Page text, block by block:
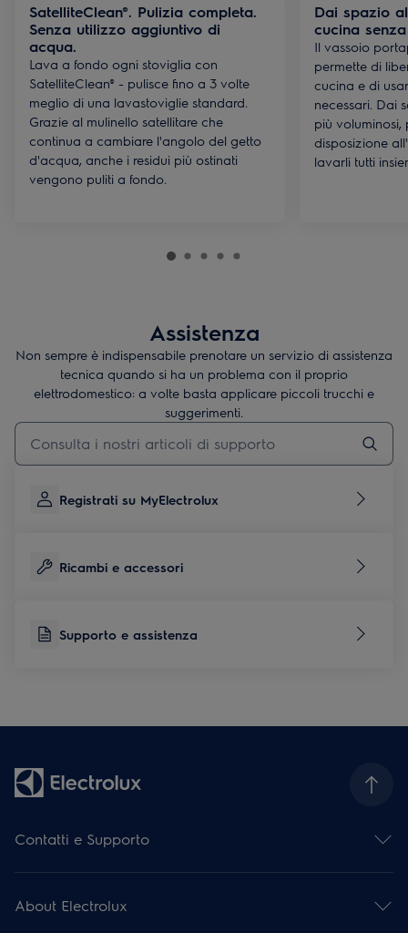
SatelliteClean®. Pulizia completa.
Senza utilizzo aggiuntivo di
acqua.
Lava a fondo ogni stoviglia con
SatelliteClean® - pulisce fino a 3 volte
meglio di una lavastoviglie standard.
Grazie al mulinello satellitare che
continua a cambiare l'angolo del getto
d'acqua, anche i residui più ostinati
vengono puliti a fondo.
Dai spazio
cucina
Il vassoio
permette di
cucina e di
necessari. Dai
più
disposizione
lavarli tutti
Assistenza
Non sempre è indispensabile prenotare un servizio di assistenza
tecnica quando si ha un problema con il proprio
elettrodomestico: a volte basta applicare piccoli trucchi e
suggerimenti.
Digita per cercare articoli di supporto
Registrati su MyElectrolux
Ricambi e accessori
Supporto e assistenza
Contatti e Supporto
Iscriviti alla nostra newsletter
Facebook
About Electrolux